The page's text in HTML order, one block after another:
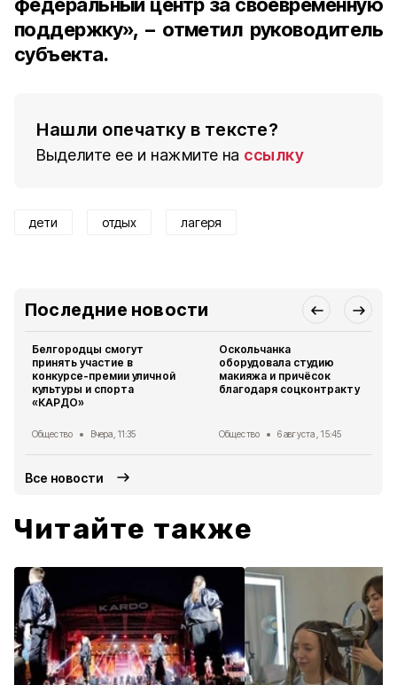
поддержку», – отметил руководитель
субъекта.
Нашли опечатку в тексте?
Выделите ее и нажмите на ссылку
дети отдых лагеря
Последние новости
Белгородцы смогут
принять участие в
конкурсе-премии уличной
культуры и спорта
«КАРДО»
Общество Вчера, 11:35
Оскольчанка
оборудовала студию
макияжа и причёсок
благодаря соцконтракту
Общество 6 августа , 15:45
Все новости
Читайте также